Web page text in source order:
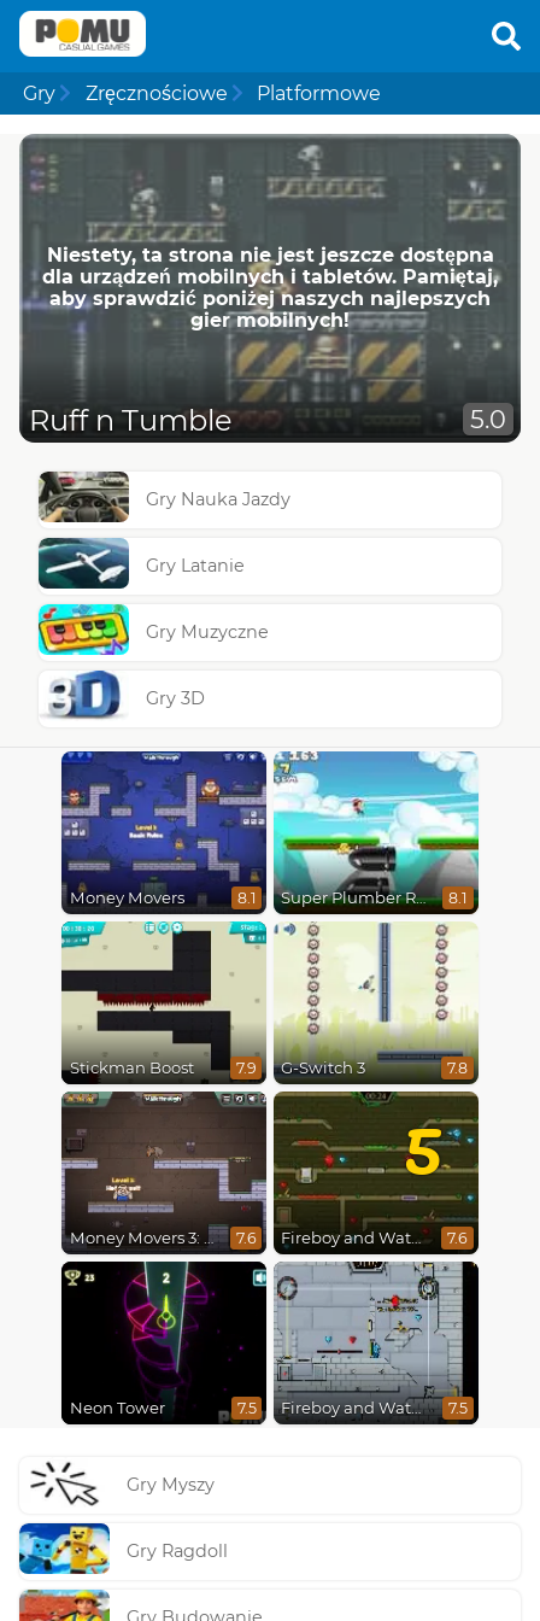
Gry Zręcznościowe Platformowe
Niestety, ta strona nie jest jeszcze dostępna
dla urządzeń mobilnych i tabletów. Pamiętaj,
aby sprawdzić poniżej naszych najlepszych
gier mobilnych!
Ruff n Tumble 5.0
Gry Nauka Jazdy
Gry Latanie
Gry Muzyczne
Gry 3D
Money Movers 8.1 Super Plumber Run 8.1
Stickman Boost 7.9 G-Switch 3 7.8
Money Movers 3: Guard Duty 7.6
5
Fireboy and Watergirl 5 : Elements 7.6
Neon Tower 7.5 Fireboy and Watergirl in The Ice Temple 7.5
Gry Myszy
Gry Ragdoll